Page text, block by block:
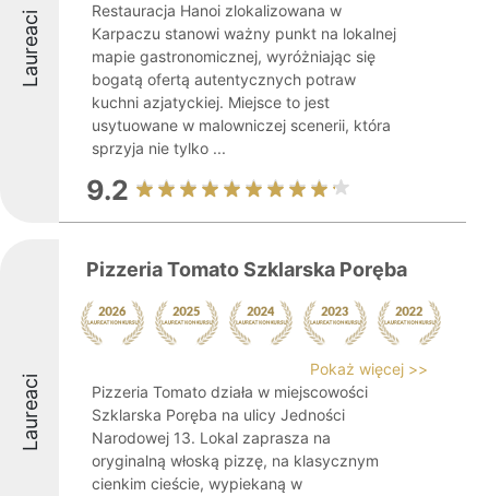
Laureaci
Restauracja Hanoi zlokalizowana w
Karpaczu stanowi ważny punkt na lokalnej
mapie gastronomicznej, wyróżniając się
bogatą ofertą autentycznych potraw
kuchni azjatyckiej. Miejsce to jest
usytuowane w malowniczej scenerii, która
sprzyja nie tylko ...
9.2
Laureaci
Pizzeria Tomato Szklarska Poręba
Pokaż więcej >>
Pizzeria Tomato działa w miejscowości
Szklarska Poręba na ulicy Jedności
Narodowej 13. Lokal zaprasza na
oryginalną włoską pizzę, na klasycznym
cienkim cieście, wypiekaną w